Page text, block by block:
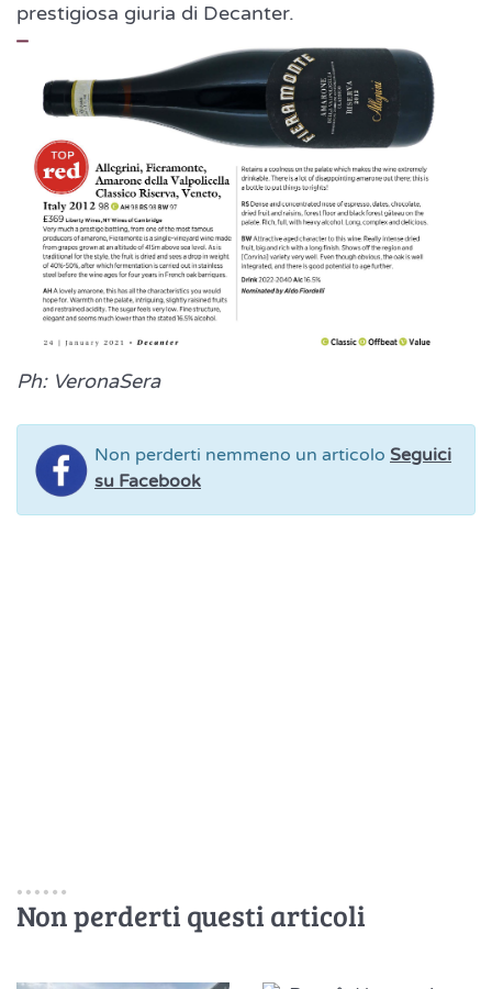
prestigiosa giuria di Decanter.
Ph: VeronaSera
Non perderti nemmeno un articolo Seguici
su Facebook
Non perderti questi articoli